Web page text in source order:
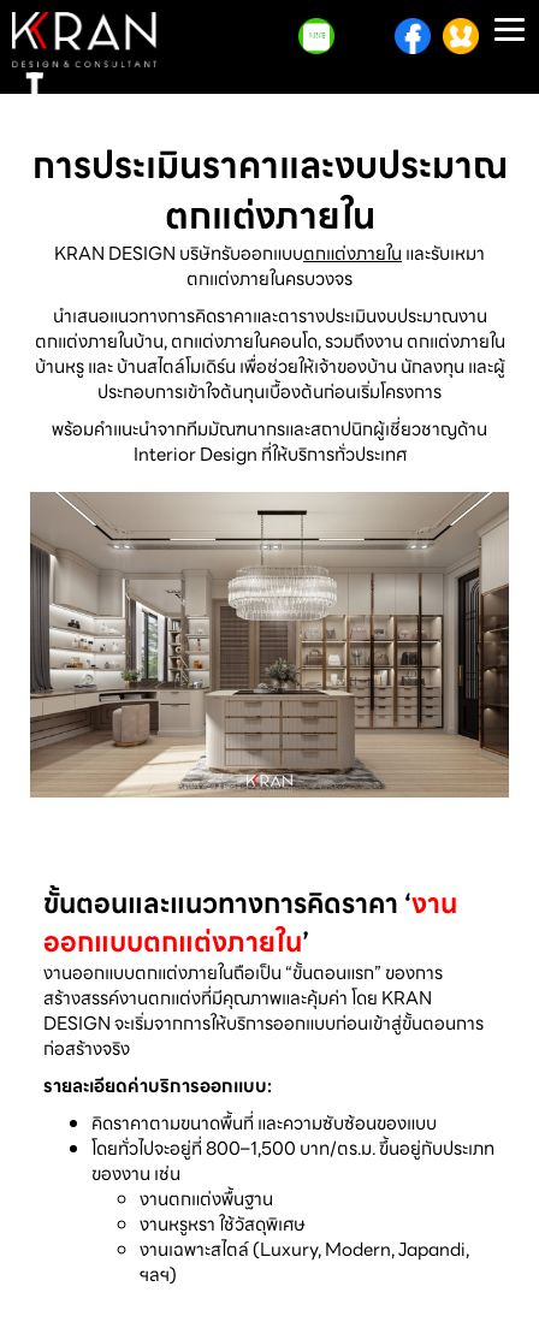
การประเมินราคาและงบประมาณ
ตกแต่งภายใน
KRAN DESIGN บริษัทรับออกแบบตกแต่งภายในและรับเหมา
ตกแต่งภายในครบวงจร
นำเสนอแนวทางการคิดราคาและตารางประเมินงบประมาณงาน
ตกแต่งภายในบ้าน, ตกแต่งภายในคอนโด, รวมถึงงาน ตกแต่งภายใน
บ้านหรู และ บ้านสไตล์โมเดิร์น เพื่อช่วยให้เจ้าของบ้าน นักลงทุน และผู้
ประกอบการเข้าใจต้นทุนเบื้องต้นก่อนเริ่มโครงการ
พร้อมคำแนะนำจากทีมมัณฑนากรและสถาปนิกผู้เชี่ยวชาญด้าน
Interior Design ที่ให้บริการทั่วประเทศ
ขั้นตอนและแนวทางการคิดราคา ‘งาน
ออกแบบตกแต่งภายใน’
งานออกแบบตกแต่งภายในถือเป็น “ขั้นตอนแรก” ของการ
สร้างสรรค์งานตกแต่งที่มีคุณภาพและคุ้มค่า โดย KRAN
DESIGN จะเริ่มจากการให้บริการออกแบบก่อนเข้าสู่ขั้นตอนการ
ก่อสร้างจริง
รายละเอียดค่าบริการออกแบบ:
คิดราคาตามขนาดพื้นที่ และความซับซ้อนของแบบ
โดยทั่วไปจะอยู่ที่ 800–1,500 บาท/ตร.ม. ขึ้นอยู่กับประเภท
ของงาน เช่น
งานตกแต่งพื้นฐาน
งานหรูหรา ใช้วัสดุพิเศษ
งานเฉพาะสไตล์ (Luxury, Modern, Japandi,
ฯลฯ)